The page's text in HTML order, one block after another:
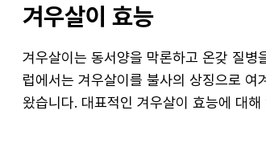
겨우살이 효능
겨우살이는 동서양을 막론하고 온갖 질
럽에서는 겨우살이를 불사의 상징으로
왔습니다. 대표적인 겨우살이 효능에 대해